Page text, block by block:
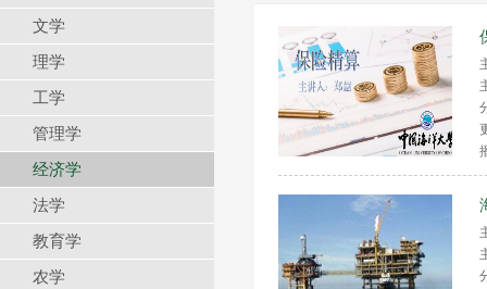
文学
理学
工学
管理学
经济学
法学
教育学
农学